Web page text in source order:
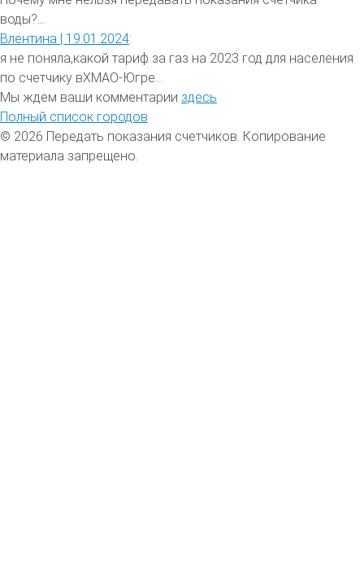
воды?...
Влентина | 19.01.2024:
я не поняла,какой тариф за газ на 2023 год для населения
по счетчику вХМАО-Югре...
Мы ждем ваши комментарии здесь
Полный список городов
© 2026 Передать показания счетчиков. Копирование
материала запрещено.